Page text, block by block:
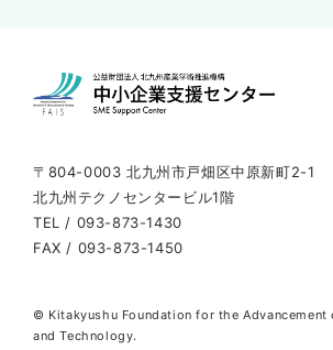
〒804-0003 北九州市戸畑区中原新町2-1
北九州テクノセンタービル1階
TEL / 093-873-1430
FAX / 093-873-1450
© Kitakyushu Foundation for the Advancement
and Technology.